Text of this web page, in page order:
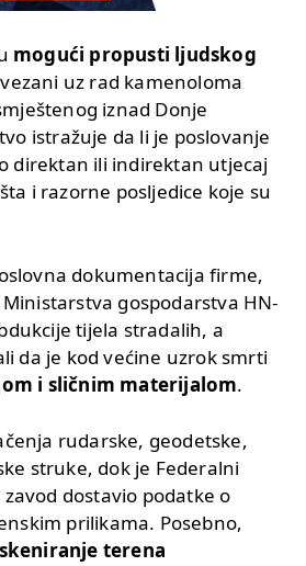
mogući propusti ljudskog
uz rad kamenoloma
iznad Donje
istražuje da li je poslovanje
direktan ili indirektan utjecaj
i razorne posljedice koje su
dokumentacija firme,
gospodarstva HN-
tijela stradalih, a
da je kod većine uzrok smrti
i sličnim materijalom.
rudarske, geodetske,
struke, dok je Federalni
dostavio podatke o
prilikama. Posebno,
terena